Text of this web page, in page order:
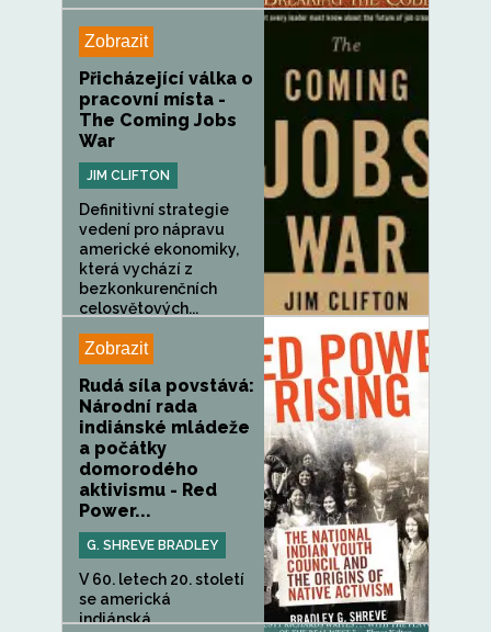
Zobrazit
Přicházející válka o
pracovní místa -
The Coming Jobs
War
JIM CLIFTON
Definitivní strategie
vedení pro nápravu
americké ekonomiky,
která vychází z
bezkonkurenčních
celosvětových...
Zobrazit
Rudá síla povstává:
Národní rada
indiánské mládeže
a počátky
domorodého
aktivismu - Red
Power...
G. SHREVE BRADLEY
V 60. letech 20. století
se americká
indiánská...